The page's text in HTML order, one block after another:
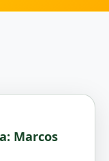
Marcos